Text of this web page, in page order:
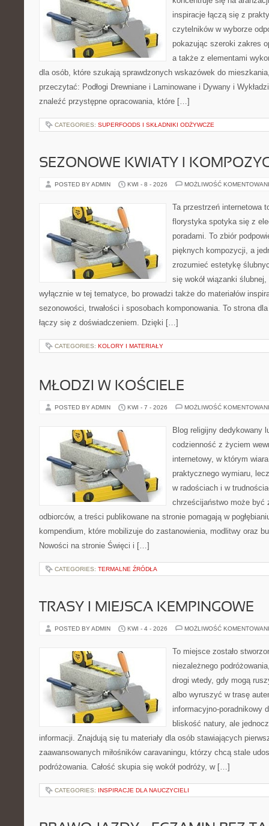
inspiracje łączą się z
czytelników w wyborze
pokazując szeroki zakres
a także z elementami
dla osób, które szukają sprawdzonych wskazówek do
przeczytać: Podłogi Drewniane i Laminowane i Dywany i
znaleźć przystępne opracowania, które […]
CATEGORIES: SUPERFOODS I SKŁADNIKI ODŻYWCZE
SEZONOWE KWIATY I
POSTED BY ADMIN KWI - 8 - 2026 MOŻLIWOŚĆ
Ta przestrzeń internetowa
florystyka spotyka się z
poradami. To zbiór
pięknych kompozycji, a
zrozumieć estetykę
się wokół wiązanki
wyłącznie w tej tematyce, bo prowadzi także do materiałów
sezonowości, trwałości i sposobach komponowania. To strona
łączy się z doświadczeniem. Dzięki […]
CATEGORIES: KOLORY I MATERIAŁY
MŁODZI W KOŚCIELE
POSTED BY ADMIN KWI - 7 - 2026 MOŻLIWOŚĆ
Blog religijny dedykowany
codzienność z życiem
internetowy, w którym
praktycznego wymiaru,
w radościach i w
chrześcijaństwo może być
odbiorców, a treści publikowane na stronie pomagają w
kompendium, które mobilizuje do zastanowienia, modlitwy oraz
Nowości na stronie Święci i […]
CATEGORIES: TERMALNE ŹRÓDŁA
TRASY I MIEJSCA KEMPINGOWE
POSTED BY ADMIN KWI - 4 - 2026 MOŻLIWOŚĆ
To miejsce zostało
niezależnego
drogi wtedy, gdy mogą
albo wyruszyć w trasę
informacyjno-poradnikowy
bliskość natury, ale
informacji. Znajdują się tu materiały dla osób stawiających
zaawansowanych miłośników caravaningu, którzy chcą stale
podróżowania. Całość skupia się wokół podróży, w […]
CATEGORIES: INSPIRACJE DLA NAUCZYCIELI